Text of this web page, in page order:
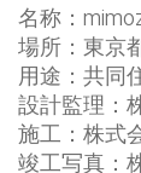
名称：
場所：東京
用途：共同
設計監理：
施工：株式
竣工写真：